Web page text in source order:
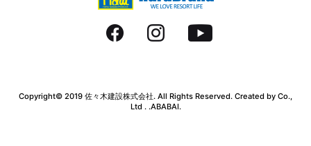
Copyright© 2019 佐々木建設株式会社. All Rights Reserved. Created by Co.,
Ltd . .ABABAI.